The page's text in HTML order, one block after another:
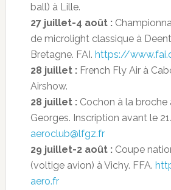
ball) à Lille.
27 juillet-4 août :
de microlight classique à
Bretagne. FAI. https://
28 juillet :French Fly Air à
Airshow.
28 juillet :Cochon à la broche
Georges. Inscription avant le
aeroclub@lfgz.fr
29 juillet-2 août :Coupe
(voltige avion) à Vichy. FFA.
aero.fr